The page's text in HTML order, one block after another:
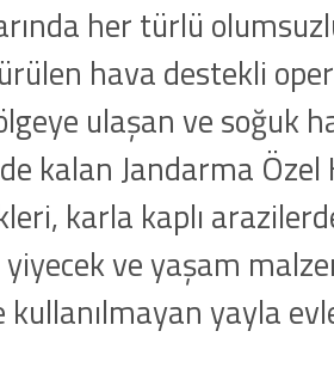
her türlü
hava destekli
ulaşan ve soğuk
kalan Jandarma
karla kaplı
ve yaşam
kullanılmayan yayla